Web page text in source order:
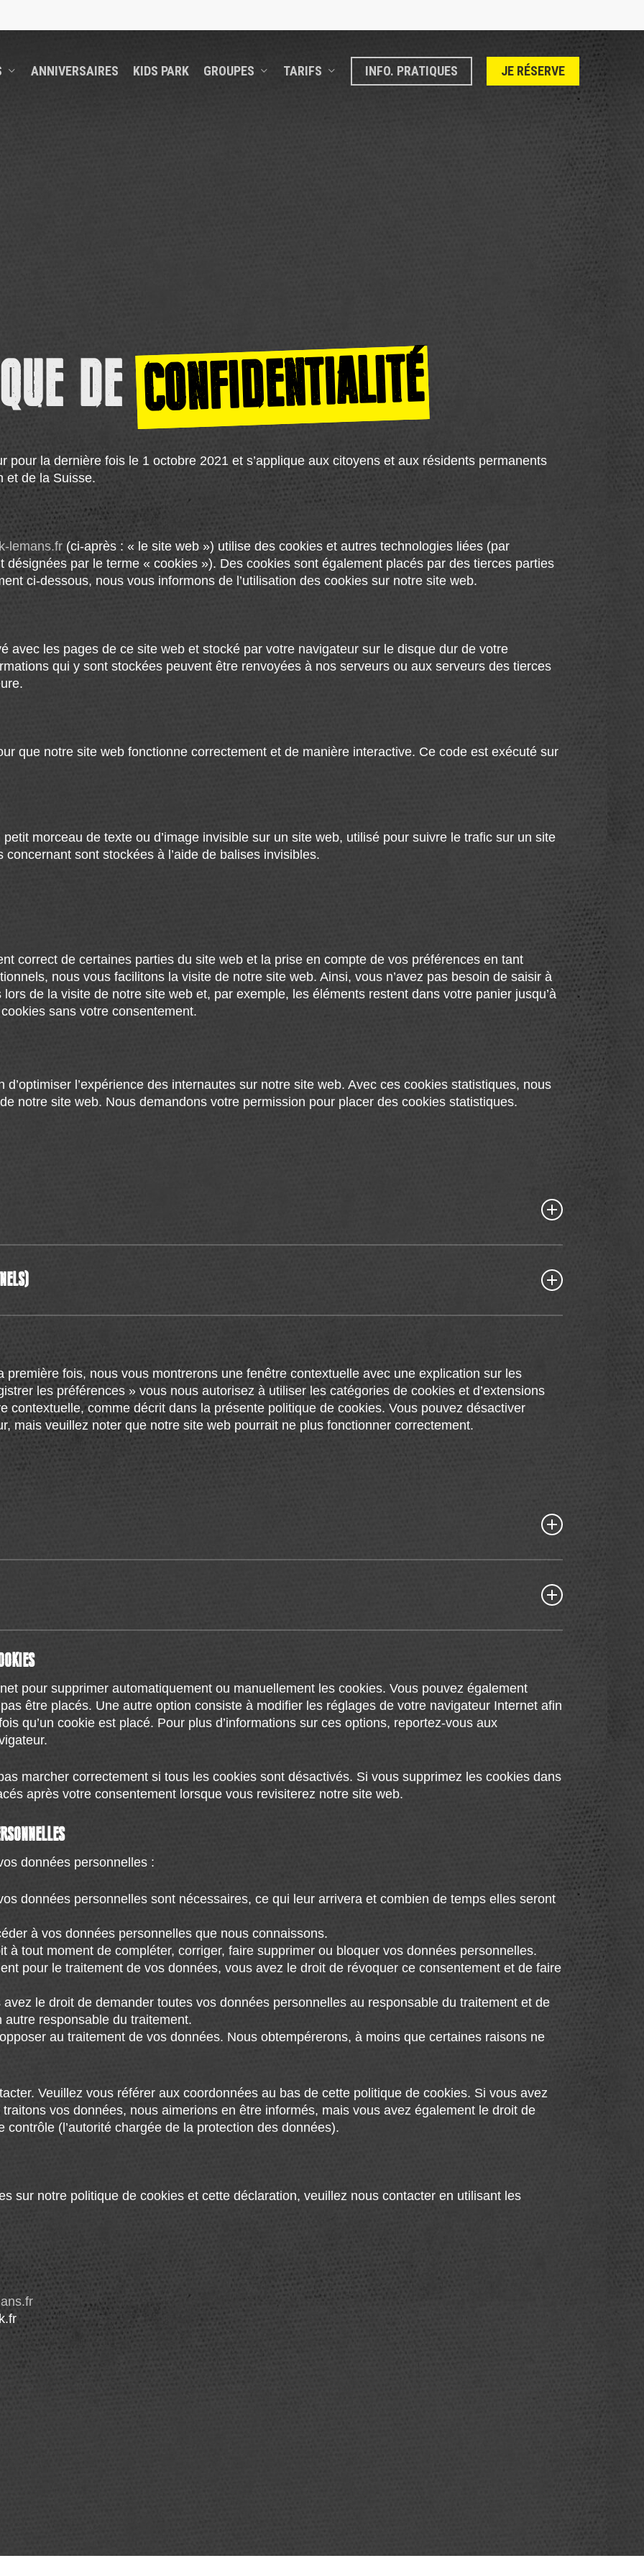
ANNIVERSAIRES KIDS PARK GROUPES TARIFS INFO. PRATIQUES JE RÉSERVE
DE CONFIDENTIALITÉ
pour la dernière fois le 1 octobre 2021 et s’applique aux citoyens et aux résidents permanents
et de la Suisse.
lemans.fr(ci-après : « le site web ») utilise des cookies et autres technologies liées (par
par le terme « cookies »). Des cookies sont également placés par des tierces parties
ci-dessous, nous vous informons de l’utilisation des cookies sur notre site web.
avec les pages de ce site web et stocké par votre navigateur sur le disque dur de votre
qui y sont stockées peuvent être renvoyées à nos serveurs ou aux serveurs des tierces
que notre site web fonctionne correctement et de manière interactive. Ce code est exécuté sur
morceau de texte ou d’image invisible sur un site web, utilisé pour suivre le trafic sur un site
sont stockées à l’aide de balises invisibles.
correct de certaines parties du site web et la prise en compte de vos préférences en tant
nous vous facilitons la visite de notre site web. Ainsi, vous n’avez pas besoin de saisir à
de la visite de notre site web et, par exemple, les éléments restent dans votre panier jusqu’à
sans votre consentement.
l’expérience des internautes sur notre site web. Avec ces cookies statistiques, nous
notre site web. Nous demandons votre permission pour placer des cookies statistiques.
du site web.
tierces parties.
du site web.
de confidentialité Google Analytics.
fois, nous vous montrerons une fenêtre contextuelle avec une explication sur les
les préférences » vous nous autorisez à utiliser les catégories de cookies et d’extensions
contextuelle, comme décrit dans la présente politique de cookies. Vous pouvez désactiver
mais veuillez noter que notre site web pourrait ne plus fonctionner correctement.
ou dans le seul but d’effectuer la transmission d’une communication sur un réseau de
pour supprimer automatiquement ou manuellement les cookies. Vous pouvez également
être placés. Une autre option consiste à modifier les réglages de votre navigateur Internet afin
qu’un cookie est placé. Pour plus d’informations sur ces options, reportez-vous aux
marcher correctement si tous les cookies sont désactivés. Si vous supprimez les cookies dans
après votre consentement lorsque vous revisiterez notre site web.
données personnelles :
données personnelles sont nécessaires, ce qui leur arrivera et combien de temps elles seront
à vos données personnelles que nous connaissons.
à tout moment de compléter, corriger, faire supprimer ou bloquer vos données personnelles.
pour le traitement de vos données, vous avez le droit de révoquer ce consentement et de faire
le droit de demander toutes vos données personnelles au responsable du traitement et de
responsable du traitement.
au traitement de vos données. Nous obtempérerons, à moins que certaines raisons ne
Veuillez vous référer aux coordonnées au bas de cette politique de cookies. Si vous avez
vos données, nous aimerions en être informés, mais vous avez également le droit de
contrôle (l’autorité chargée de la protection des données).
sur notre politique de cookies et cette déclaration, veuillez nous contacter en utilisant les